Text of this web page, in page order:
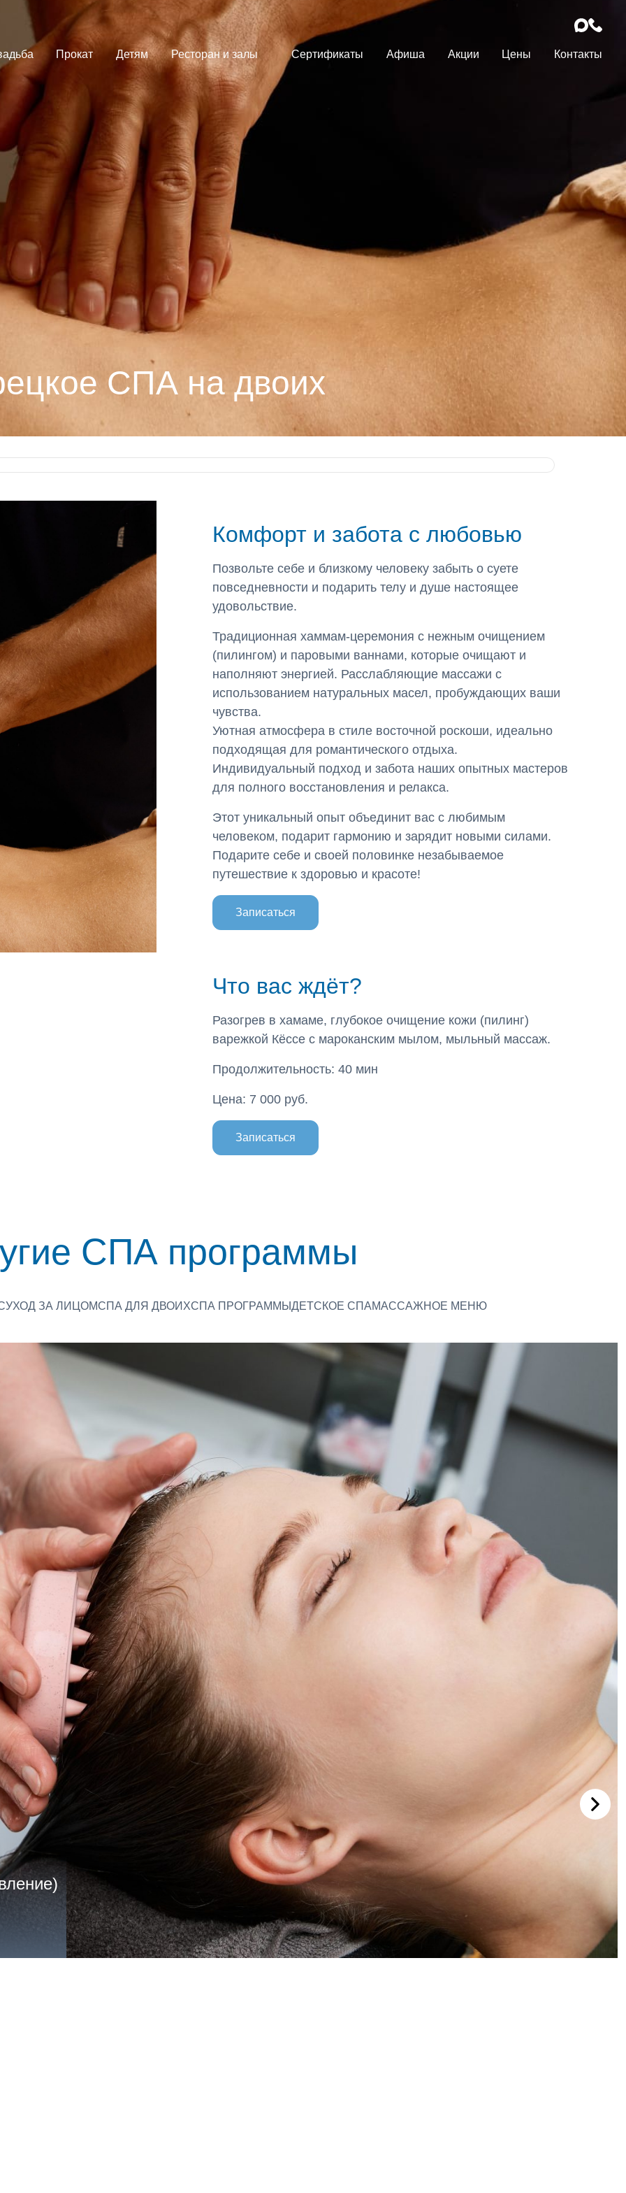
Прокат Детям Ресторан и залы Сертификаты Афиша Акции Цены Контакты
СПА на двоих
Комфорт и забота с любовью
Позвольте себе и близкому человеку забыть о суете
повседневности и подарить телу и душе настоящее
удовольствие.
Традиционная хаммам-церемония с нежным очищением
(пилингом) и паровыми ваннами, которые очищают и
наполняют энергией. Расслабляющие массажи с
использованием натуральных масел, пробуждающих ваши
чувства.
Уютная атмосфера в стиле восточной роскоши, идеально
подходящая для романтического отдыха.
Индивидуальный подход и забота наших опытных мастеров
для полного восстановления и релакса.
Этот уникальный опыт объединит вас с любимым
человеком, подарит гармонию и зарядит новыми силами.
Подарите себе и своей половинке незабываемое
путешествие к здоровью и красоте!
Записаться
Что вас ждёт?
Разогрев в хамаме, глубокое очищение кожи (пилинг)
варежкой Кёссе с мароканским мылом, мыльный массаж.
Продолжительность: 40 мин
Цена: 7 000 руб.
Записаться
СПА программы
УХОД ЗА ЛИЦОМСПА ДЛЯ ДВОИХСПА ПРОГРАММЫ ДЕТСКОЕ СПАМАССАЖНОЕ МЕНЮ